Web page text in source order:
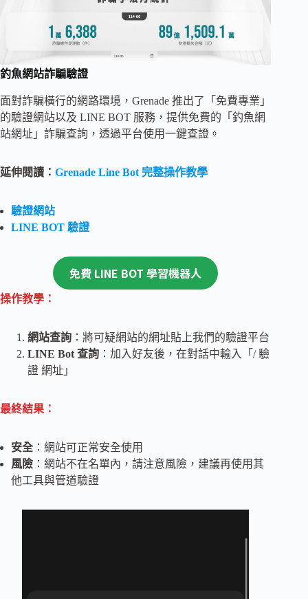
釣魚網站詐騙驗證
面對詐騙橫行的網路環境，Grenade 推出了「免費專業」
的驗證網站以及 LINE BOT 服務，提供免費的「釣魚網
站網址」詐騙查詢，透過平台使用一鍵查證。
延伸閱讀： Grenade Line Bot 完整操作教學
驗證網站
LINE BOT 驗證
免費 LINE BOT 學習機器人
操作教學：
網站查詢 ：將可疑網站的網址貼上我們的驗證平台
LINE Bot 查詢 ：加入好友後，在對話中輸入「/ 驗
證 網址」
最終結果：
安全 ：網站可正常安全使用
風險 ：網站不在名單內，請注意風險，建議再使用其
他工具與管道驗證